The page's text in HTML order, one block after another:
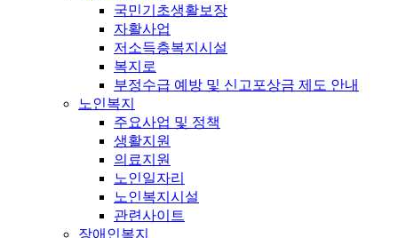
국민기초생활보장
자활사업
저소득층복지시설
복지로
부정수급 예방 및 신고포상금 제도 안내
노인복지
주요사업 및 정책
생활지원
의료지원
노인일자리
노인복지시설
관련사이트
장애인복지